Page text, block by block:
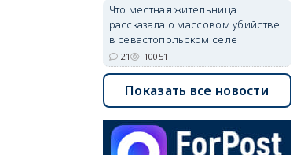
Что местная жительница
рассказала о массовом убийстве
в севастопольском селе
21 10051
Показать все новости